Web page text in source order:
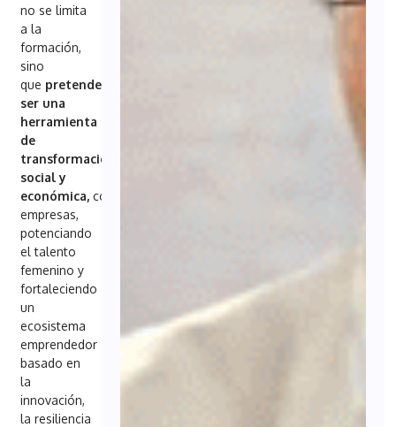
no se limita
a la
formación,
sino
que pretende
ser una
herramienta
de
transformación
social y
económica, consolidando
empresas,
potenciando
el talento
femenino y
fortaleciendo
un
ecosistema
emprendedor
basado en
la
innovación,
la resiliencia